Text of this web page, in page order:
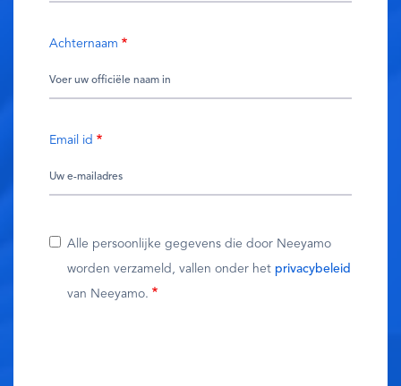
Achternaam
Email id
Alle persoonlijke gegevens die door Neeyamo
worden verzameld, vallen onder het privacybeleid
van Neeyamo.